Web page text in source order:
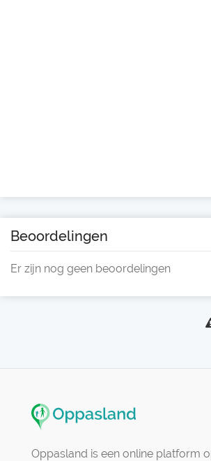
Beoordelingen
Er zijn nog geen beoordelingen
Oppasland is een online platform